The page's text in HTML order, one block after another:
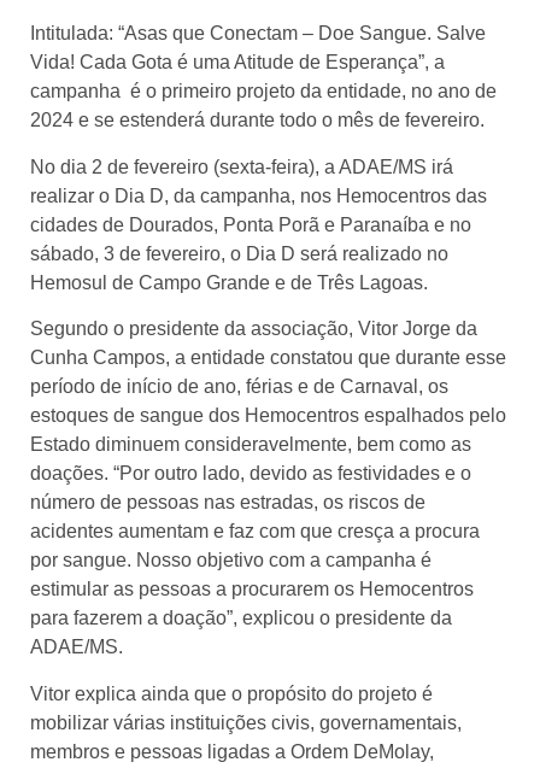
Intitulada: “Asas que Conectam – Doe Sangue. Salve
Vida! Cada Gota é uma Atitude de Esperança”, a
campanha é o primeiro projeto da entidade, no ano de
2024 e se estenderá durante todo o mês de fevereiro.
No dia 2 de fevereiro (sexta-feira), a ADAE/MS irá
realizar o Dia D, da campanha, nos Hemocentros das
cidades de Dourados, Ponta Porã e Paranaíba e no
sábado, 3 de fevereiro, o Dia D será realizado no
Hemosul de Campo Grande e de Três Lagoas.
Segundo o presidente da associação, Vitor Jorge da
Cunha Campos, a entidade constatou que durante esse
período de início de ano, férias e de Carnaval, os
estoques de sangue dos Hemocentros espalhados pelo
Estado diminuem consideravelmente, bem como as
doações. “Por outro lado, devido as festividades e o
número de pessoas nas estradas, os riscos de
acidentes aumentam e faz com que cresça a procura
por sangue. Nosso objetivo com a campanha é
estimular as pessoas a procurarem os Hemocentros
para fazerem a doação”, explicou o presidente da
ADAE/MS.
Vitor explica ainda que o propósito do projeto é
mobilizar várias instituições civis, governamentais,
membros e pessoas ligadas a Ordem DeMolay,